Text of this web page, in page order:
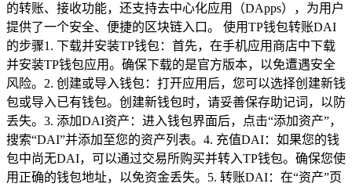
的转账、接收功能，还支持去中心化应用（DApps），为用户
提供了一个安全、便捷的区块链入口。 使用TP钱包转账DAI
的步骤1. 下载并安装TP钱包：首先，在手机应用商店中下载
并安装TP钱包应用。确保下载的是官方版本，以免遭遇安全
风险。2. 创建或导入钱包：打开应用后，您可以选择创建新钱
包或导入已有钱包。创建新钱包时，请妥善保存助记词，以防
丢失。3. 添加DAI资产：进入钱包界面后，点击“添加资产”，
搜索“DAI”并添加至您的资产列表。4. 充值DAI：如果您的钱
包中尚无DAI，可以通过交易所购买并转入TP钱包。确保您使
用正确的钱包地址，以免资金丢失。5. 转账DAI：在“资产”页